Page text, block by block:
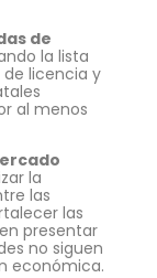
de
la lista
licencia y
al menos
la
las
las
presentar
no siguen
económica.